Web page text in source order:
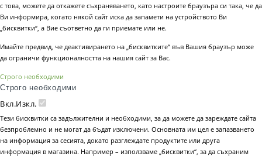
с това, можете да откажете съхраняването, като настроите браузъра си така, че да
Ви информира, когато някой сайт иска да запамети на устройството Ви
„бисквитки“, а Вие съответно да ги приемате или не.
Имайте предвид, че деактивирането на „бисквитките“ във Вашия браузър може
да ограничи функционалността на нашия сайт за Вас.
Строго необходими
Строго необходими
Вкл.Изкл.
Тези бисквитки са задължителни и необходими, за да можете да зареждате сайта
безпроблемно и не могат да бъдат изключени. Основната им цел е запазването
на информация за сесията, докато разглеждате продуктите или друга
информация в магазина. Например – използваме „бисквитки“, за да съхраним